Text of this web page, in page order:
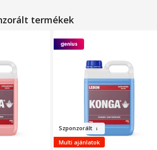
termékek
Szponzorált
Multi ajánlatok